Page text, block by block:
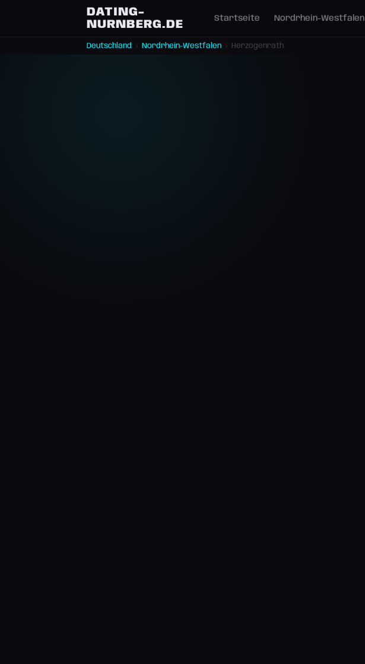
DATING-
NURNBERG.DE
Startseite Nordrhein-Westfalen
Deutschland › Nordrhein-Westfalen › Herzogenrath